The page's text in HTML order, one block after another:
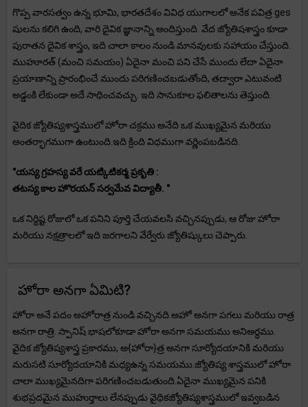
గొప్ప వారసత్వం ఉన్న భూమి, భారతదేశం వివిధ యుగాలలో అనేక పవిత్ర ges
షులను కలిగి ఉంది, వారి దైవిక జ్ఞానాన్ని అందిస్తుంది. వేద జ్యోతిషశాస్త్రం కూడా
పురాతన దైవిక శాస్త్రం, ఇది చాలా కాలం నుండి మానవులకు సహాయం చేస్తుంది.
ముహూరత్ (మంచి సమయం) ఏదైనా మంచి పని చేసే ముందు లేదా ఏదైనా
ప్రయాణాన్ని ప్రారంభించే ముందు పరిగణించబడుతోంది, తద్వారా ఎటువంటి
అడ్డంకి లేకుండా అదే సాధించవచ్చు. ఇది సానుకూల ఫలితాలను తెస్తుంది.
వైదిక జ్యోతిష్యశాస్త్రములో హోరా చక్రము అనేది ఒక ముఖ్యమైన మరియు
అంతర్భాగముగా ఉంటుంది.ఇది క్రింది విధముగా వర్ణింపబడినది.
"యస్య గ్రహస్య వరే యట్కిటికర్మ ప్రకృతి :
తటస్య కాల హొరయన్ సర్వమేవ విద్యాతీ. "
ఒక నిర్దిష్ట రోజులో ఒక పనిని పూర్తి చేయవలసి వచ్చినప్పుడు, ఆ రోజు హోరా
మరియు నక్షత్రాలలో ఇది జరగాలని వేర్వేరు జ్యోతిష్కులు చెప్పారు.
హోరా అనగా ఏమిటి?
హోరా అనే పదం అహోరాత్ర నుండి వచ్చినది.అహో అనగా పగలు మరియు రాత్ర
అనగా రాత్రి. స్పానిష్ భాషలోకూడా హోరా అనగా సమయము అనిఅర్ధము.
వైదిక జ్యోతిష్యశాస్త్ర ప్రకారము, అ{హోరా}త్ర అనగా సూర్యోదయానికి మరియు
మరుసటి సూర్యోదయానికి మధ్యఉన్న సమయము.జ్యోతిష్య శాస్త్రములో హోరా
చాలా ముఖ్యమైనదిగా పరిగణించబడుతుంది.ఏదైనా ముఖ్యమైన పనికి
శుభప్రదమైన ముహుర్తాలు లేనప్పుడు వైధికజ్యోతిష్యశాస్త్రములో ఇవ్వబడిన